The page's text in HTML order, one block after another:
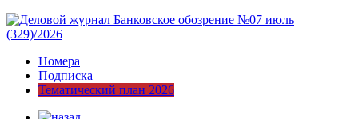
Номера
Подписка
Тематический план 2026